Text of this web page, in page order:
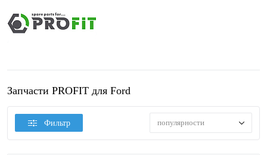
Запчасти PROFIT для Ford
Фильтр популярности